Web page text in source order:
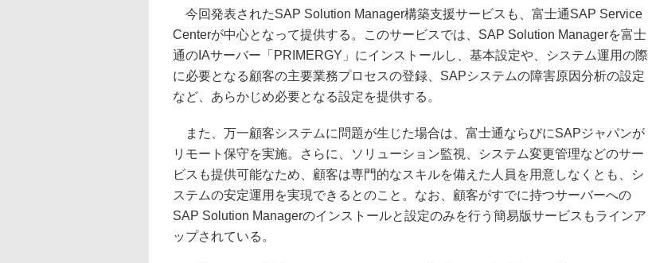
今回発表されたSAP Solution Manager構築支援サービスも、富士通SAP Service
Centerが中心となって提供する。このサービスでは、SAP Solution Managerを富士
通のIAサーバー「PRIMERGY」にインストールし、基本設定や、システム運用の際
に必要となる顧客の主要業務プロセスの登録、SAPシステムの障害原因分析の設定
など、あらかじめ必要となる設定を提供する。
また、万一顧客システムに問題が生じた場合は、富士通ならびにSAPジャパンが
リモート保守を実施。さらに、ソリューション監視、システム変更管理などのサー
ビスも提供可能なため、顧客は専門的なスキルを備えた人員を用意しなくとも、シ
ステムの安定運用を実現できるとのこと。なお、顧客がすでに持つサーバーへの
SAP Solution Managerのインストールと設定のみを行う簡易版サービスもラインア
ップされている。